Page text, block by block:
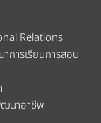
Relations
ารเรียนการสอน
นาอาชีพ